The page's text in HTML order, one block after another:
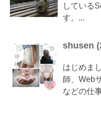
している
す。...
shusen (
はじめま
師、Web
などの仕